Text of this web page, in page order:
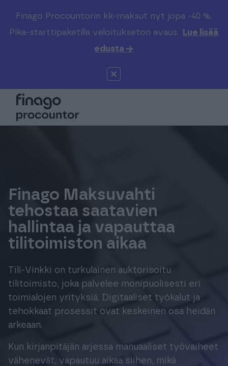
Finago Procountorin kk-maksut nyt jopa -40 %.
Pika-starttipaketilla veloitukseton avaus.
Lue lisää
edusta →
Etsi sivustolta
Valitse kieli
Global (EN)
Kirjaudu
Solo
Sopimuskone
Kampus
Kenelle
Tilitoimistoille
Hinnasto
Tuki & Koulutus
Meistä & Ajankohtaista
Tilaa Procountor
Finago Maksuvahti
tehostaa saatavien
hallintaa ja vapauttaa
tilitoimiston aikaa
Tili-Vinkki on turkulainen auktorisoitu
tilitoimisto, joka palvelee monipuolisesti eri
toimialojen yrityksiä. Digitaaliset työkalut ja
tehokkaat prosessit ovat keskeinen osa heidän
arkeaan.
Kun kirjanpitäjän arjessa manuaaliset työvaiheet
vähenevät, vapautuu aikaa siihen, mikä